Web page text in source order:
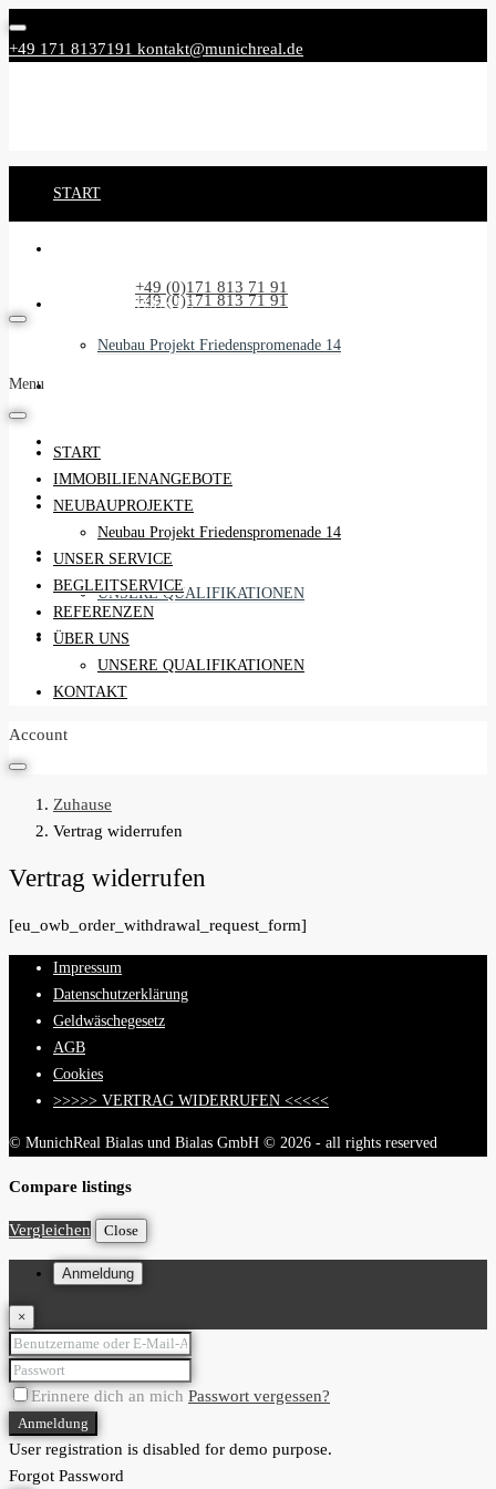
+49 171 8137191 kontakt@munichreal.de
Rufen Sie uns an: +49 (0)171 813 71 91
START
NEUBAUPROJEKTE
Neubau Projekt Friedenspromenade 14
REFERENZEN
ÜBER UNS
UNSERE QUALIFIKATIONEN
KONTAKT
+49 (0)171 813 71 91
Menu
START
IMMOBILIENANGEBOTE
NEUBAUPROJEKTE
Neubau Projekt Friedenspromenade 14
UNSER SERVICE
BEGLEITSERVICE
REFERENZEN
ÜBER UNS
UNSERE QUALIFIKATIONEN
KONTAKT
Account
Zuhause
Vertrag widerrufen
Vertrag widerrufen
[eu_owb_order_withdrawal_request_form]
Impressum
Datenschutzerklärung
Geldwäschegesetz
AGB
Cookies
>>>>> VERTRAG WIDERRUFEN <<<<<
© MunichReal Bialas und Bialas GmbH © 2026 - all rights reserved
Compare listings
Vergleichen Close
Anmeldung
×
Erinnere dich an mich Passwort vergessen?
Anmeldung
User registration is disabled for demo purpose.
Forgot Password